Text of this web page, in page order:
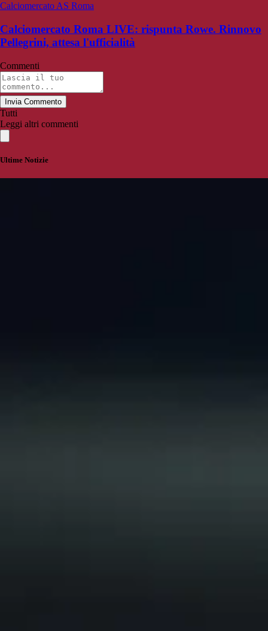
Calciomercato AS Roma
Calciomercato Roma LIVE: rispunta Rowe. Rinnovo
Pellegrini, attesa l'ufficialità
Commenti
Invia Commento
Tutti
Leggi altri commenti
Ultime Notizie